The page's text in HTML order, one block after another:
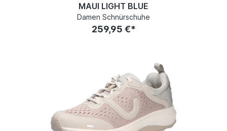
MAUI LIGHT BLUE
Damen Schnürschuhe
259,95 €*